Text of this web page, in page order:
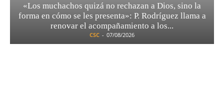
«Los muchachos quizá no rechazan a Dios, sino la
forma en cómo se les presenta»: P. Rodríguez llama a
renovar el acompañamiento a los...
CSC - 07/08/2026